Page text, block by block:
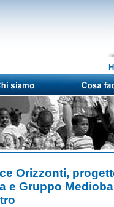
Orizzonti,
e Gruppo